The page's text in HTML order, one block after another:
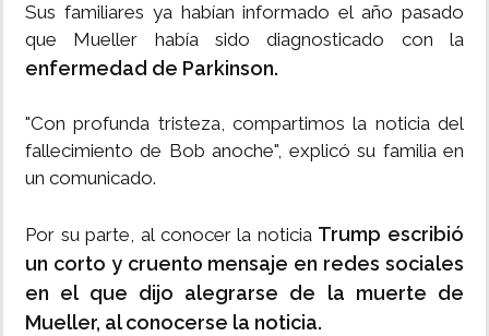
Sus familiares ya habían informado el año pasado
que Mueller había sido diagnosticado con la
enfermedad de Parkinson.
"Con profunda tristeza, compartimos la noticia del
fallecimiento de Bob anoche", explicó su familia en
un comunicado.
Por su parte, al conocer la noticia Trump escribió
un corto y cruento mensaje en redes sociales
en el que dijo alegrarse de la muerte de
Mueller, al conocerse la noticia.